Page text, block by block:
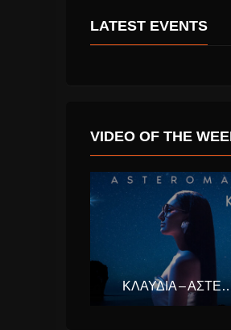
LATEST EVENTS
VIDEO OF THE
ΚΛΑΥΔΊΑ – ΑΣΤΕΡΟΜΆΤΑ